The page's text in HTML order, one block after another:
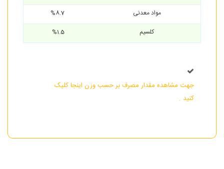
مواد معدنی
کلسیم
%1.5
جهت مشاهده مقدار مصرف بر حسب وزن اینجا کلیک
کنید .